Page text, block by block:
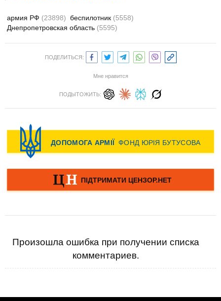
армия РФ (23898) беспилотник (5558)
Днепропетровская область (5595)
ПОДЕЛИТЬСЯ:
Мне нравится
ПОДЫТОЖИТЬ:
Произошла ошибка при получении списка
комментариев.